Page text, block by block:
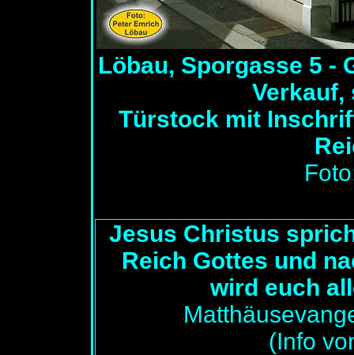
Löbau, Sporgasse 5 -
Verkauf,
Türstock mit
Jesus Christus
Reich Gottes und
wird euch
(Info